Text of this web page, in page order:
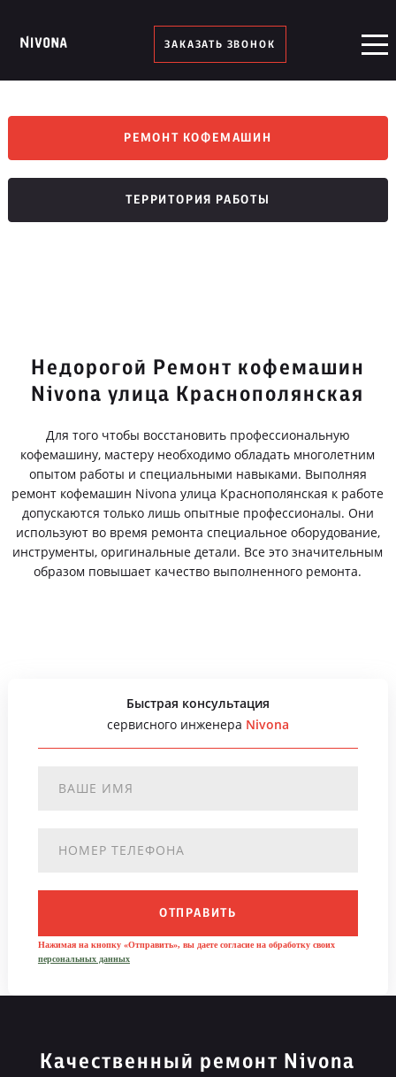
ЗАКАЗАТЬ ЗВОНОК
РЕМОНТ КОФЕМАШИН
ТЕРРИТОРИЯ РАБОТЫ
Недорогой Ремонт кофемашин
Nivona улица Краснополянская
Для того чтобы восстановить профессиональную
кофемашину, мастеру необходимо обладать многолетним
опытом работы и специальными навыками. Выполняя
ремонт кофемашин Nivona улица Краснополянская к работе
допускаются только лишь опытные профессионалы. Они
используют во время ремонта специальное оборудование,
инструменты, оригинальные детали. Все это значительным
образом повышает качество выполненного ремонта.
Быстрая консультация
сервисного инженера Nivona
ОТПРАВИТЬ
Нажимая на кнопку «Отправить», вы даете согласие на обработку своих
персональных данных
Качественный ремонт Nivona